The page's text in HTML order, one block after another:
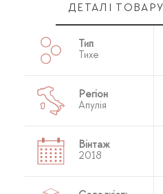
ДЕТАЛІ ТОВАРУ
Тип
Тихе
Регіон
Апулія
Вінтаж
2018